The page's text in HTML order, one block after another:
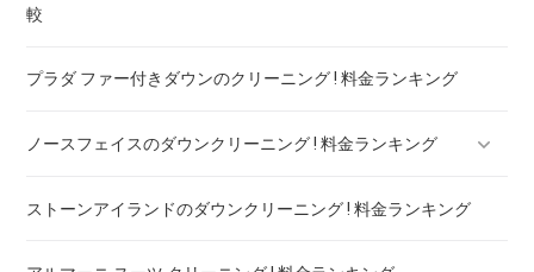
較
マッキントッシュフィロソフィー ボンディングコート クリー
プラダ ファー付きダウンのクリーニング ! 料金ランキング
ノースフェイスのダウンクリーニング ! 料金ランキング
ノースフェイスのダウンのリペア ! 料金ランキング
ストーンアイランドのダウンクリーニング ! 料金ランキング